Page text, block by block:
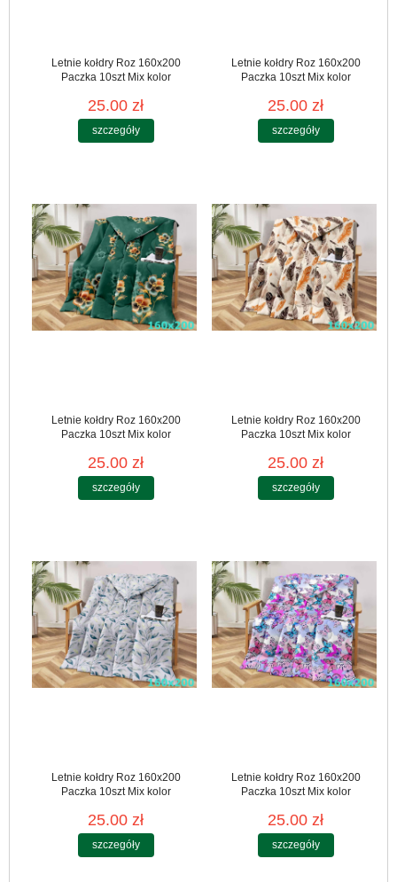
Letnie kołdry Roz 160x200
Paczka 10szt Mix kolor
25.00 zł
szczegóły
Letnie kołdry Roz 160x200
Paczka 10szt Mix kolor
25.00 zł
szczegóły
Letnie kołdry Roz 160x200
Paczka 10szt Mix kolor
25.00 zł
szczegóły
Letnie kołdry Roz 160x200
Paczka 10szt Mix kolor
25.00 zł
szczegóły
Letnie kołdry Roz 160x200
Paczka 10szt Mix kolor
25.00 zł
szczegóły
Letnie kołdry Roz 160x200
Paczka 10szt Mix kolor
25.00 zł
szczegóły